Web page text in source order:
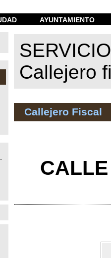
AYUNTAMIENTO
Callejero
Callejero Fiscal